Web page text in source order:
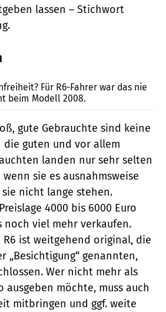
lassen – Stichwort
Für R6-Fahrer war das nie
beim Modell 2008.
gute Gebrauchte sind keine
die guten und vor allem
landen nur sehr selten
sie es ausnahmsweise
nicht lange stehen.
4000 bis 6000 Euro
noch viel mehr verkaufen.
R6 ist weitgehend original, die
„Besichtigung“ genannten,
Wer nicht mehr als
ausgeben möchte, muss auch
mitbringen und ggf. weite